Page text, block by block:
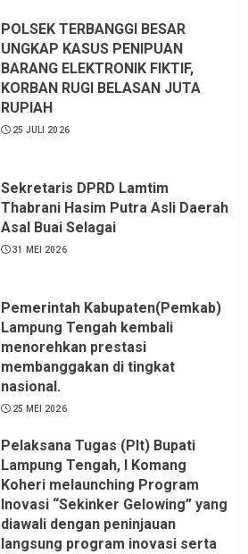
Sangat menantang Aturan dan
Dapat saya pastikan penuh Unsur
KKN, dan Unsur Politik.
6 AGUSTUS 2026
POLSEK TERBANGGI BESAR
UNGKAP KASUS PENIPUAN
BARANG ELEKTRONIK FIKTIF,
KORBAN RUGI BELASAN JUTA
RUPIAH
25 JULI 2026
Sekretaris DPRD Lamtim
Thabrani Hasim Putra Asli Daerah
Asal Buai Selagai
31 MEI 2026
Pemerintah Kabupaten(Pemkab)
Lampung Tengah kembali
menorehkan prestasi
membanggakan di tingkat
nasional.
25 MEI 2026
Pelaksana Tugas (Plt) Bupati
Lampung Tengah, I Komang
Koheri melaunching Program
Inovasi “Sekinker Gelowing” yang
diawali dengan peninjauan
langsung program inovasi serta